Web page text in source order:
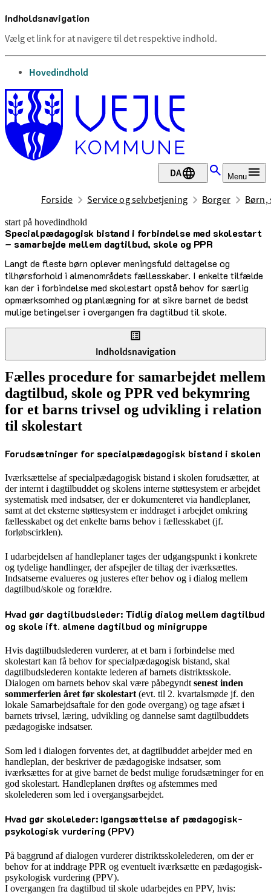
Indholdsnavigation
Vælg et link for at navigere til det respektive indhold.
gå til
Hovedindhold
DA Menu
Forside Service og selvbetjening Borger Børn,
start på hovedindhold
Specialpædagogisk bistand i forbindelse med skolestart
– samarbejde mellem dagtilbud, skole og PPR
Langt de fleste børn oplever meningsfuld deltagelse og
tilhørsforhold i almenområdets fællesskaber. I enkelte tilfælde
kan der i forbindelse med skolestart opstå behov for særlig
opmærksomhed og planlægning for at sikre barnet de bedst
mulige betingelser i overgangen fra dagtilbud til skole.
senest opdateret 11. marts 2026
Indholdsnavigation
Fælles procedure for samarbejdet mellem
dagtilbud, skole og PPR ved bekymring
for et barns trivsel og udvikling i relation
til skolestart
Forudsætninger for specialpædagogisk bistand i skolen
Iværksættelse af specialpædagogisk bistand i skolen forudsætter, at
der internt i dagtilbuddet og skolens interne støttesystem er arbejdet
systematisk med indsatser, der er dokumenteret via handleplaner,
samt at det eksterne støttesystem er inddraget i arbejdet omkring
fællesskabet og det enkelte barns behov i fællesskabet (jf.
forløbscirklen).
I udarbejdelsen af handleplaner tages der udgangspunkt i konkrete
og tydelige handlinger, der afspejler de tiltag der iværksættes.
Indsatserne evalueres og justeres efter behov og i dialog mellem
dagtilbud/skole og forældre.
Hvad gør dagtilbudsleder: Tidlig dialog mellem dagtilbud
og skole ift. almene dagtilbud og minigruppe
Hvis dagtilbudslederen vurderer, at et barn i forbindelse med
skolestart kan få behov for specialpædagogisk bistand, skal
dagtilbudslederen kontakte lederen af barnets distriktsskole.
Dialogen om barnets behov skal være påbegyndt senest inden
sommerferien året før skolestart (evt. til 2. kvartalsmøde jf. den
lokale Samarbejdsaftale for den gode overgang) og tage afsæt i
barnets trivsel, læring, udvikling og dannelse samt dagtilbuddets
pædagogiske indsatser.
Som led i dialogen forventes det, at dagtilbuddet arbejder med en
handleplan, der beskriver de pædagogiske indsatser, som
iværksættes for at give barnet de bedst mulige forudsætninger for en
god skolestart. Handleplanen drøftes og afstemmes med
skolelederen som led i overgangsarbejdet.
Hvad gør skoleleder: Igangsættelse af pædagogisk-
psykologisk vurdering (PPV)
På baggrund af dialogen vurderer distriktsskolelederen, om der er
behov for at inddrage PPR og eventuelt iværksætte en pædagogisk-
psykologisk vurdering (PPV).
I overgangen fra dagtilbud til skole udarbejdes en PPV, hvis: